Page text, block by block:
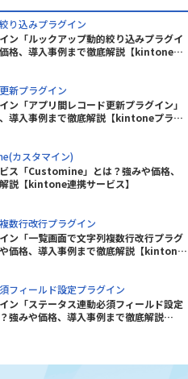
り込みプラグイン
ン「ルックアップ動的絞り込みプラグイ
格、導入事例まで徹底解説【kintoneプ
新プラグイン
「アプリ間レコード更新プラグイン」
導入事例まで徹底解説【kintoneプラグ
カスタマイン)
ス「Customine」とは？強みや価格、
説【kintone連携サービス】
数行改行プラグイン
ン「一覧画面で文字列複数行改行プラグ
価格、導入事例まで徹底解説【kintone
フィールド設定プラグイン
ン「ステータス連動必須フィールド設定
強みや価格、導入事例まで徹底解説